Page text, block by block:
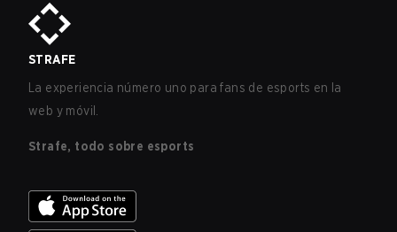
STRAFE
La experiencia número uno para fans de esports en la
web y móvil.
Strafe, todo sobre esports